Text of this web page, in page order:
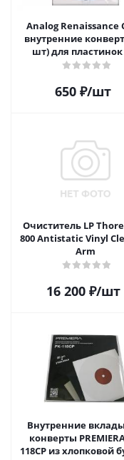
Analog Renaissance
внутренние
шт) для пластинок
650 ₽/шт
Очиститель LP
800 Antistatic Vinyl
Arm
16 200₽/шт
Внутренние
конверты
118CP из хлопковой